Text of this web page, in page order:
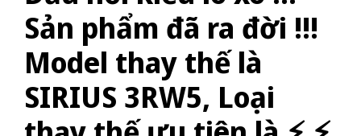
Sản phẩm đã ra đời !!!
Model thay thế là
SIRIUS 3RW5, Loại